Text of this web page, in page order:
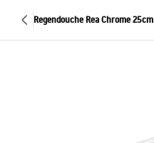
Regendouche Rea Chrome 25cm